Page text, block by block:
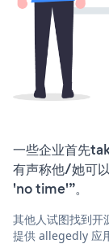
一些企业首先
有声称他/她可
'no time'”。
其他人试图找到
提供 allegedly 应